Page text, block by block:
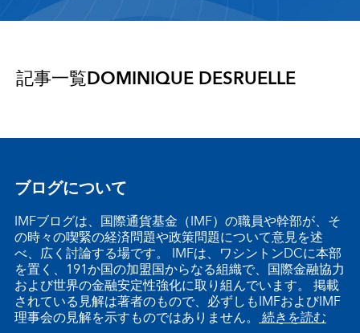
記事一覧DOMINIQUE DESRUELLE
ブログについて
IMFブログは、国際通貨基金（IMF）の職員や幹部が、そ
の時々の喫緊の経済問題や政策問題について意見を述
べ、広く討論する場です。 IMFは、ワシントンDCに本部
を置く、191か国の加盟国からなる組織で、国際金融協力
および世界の金融安定性強化に取り組んでいます。 掲載
されている見解は著者のもので、必ずしもIMFおよびIMF
理事会の見解を示すものではありません。 続きを読む